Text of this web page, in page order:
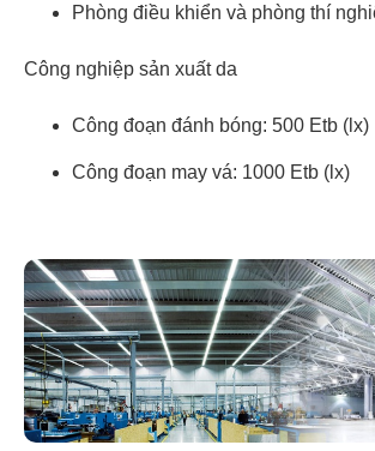
Phòng điều khiển và phòng thí
Công nghiệp sản xuất da
Công đoạn đánh bóng: 500 Etb (lx)
Công đoạn may vá: 1000 Etb (lx)